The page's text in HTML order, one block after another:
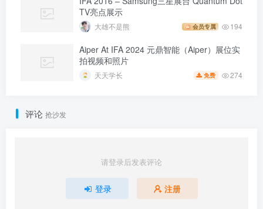
TV亮点展示
大雄不是熊 会员专属 194
Aiper At IFA 2024 元鼎智能（Aiper）展位实
拍视频和照片
天天学长 免费 274
评论 抢沙发
请登录后发表评论
登录 注册